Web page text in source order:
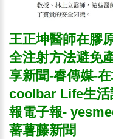
王正坤醫師在膠
全注射方法避免
享新聞-睿傳媒-
coolbar Life生活
報電子報-
蕃薯藤新聞